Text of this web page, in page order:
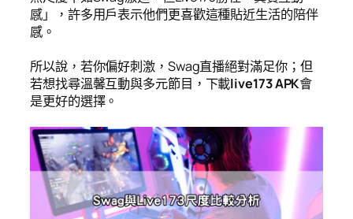
感」，許多用戶表示他們更喜歡這種貼近生活的陪伴
感。
所以說，若你偏好刺激，Swag直播絕對滿足你；但
若想找尋溫馨互動與多元節目，下載live173 APK會
是更好的選擇。